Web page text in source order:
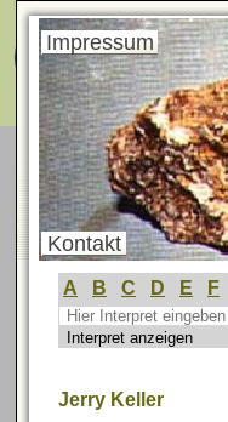
Impressum
Kontakt
A B C D E F
Jerry Keller